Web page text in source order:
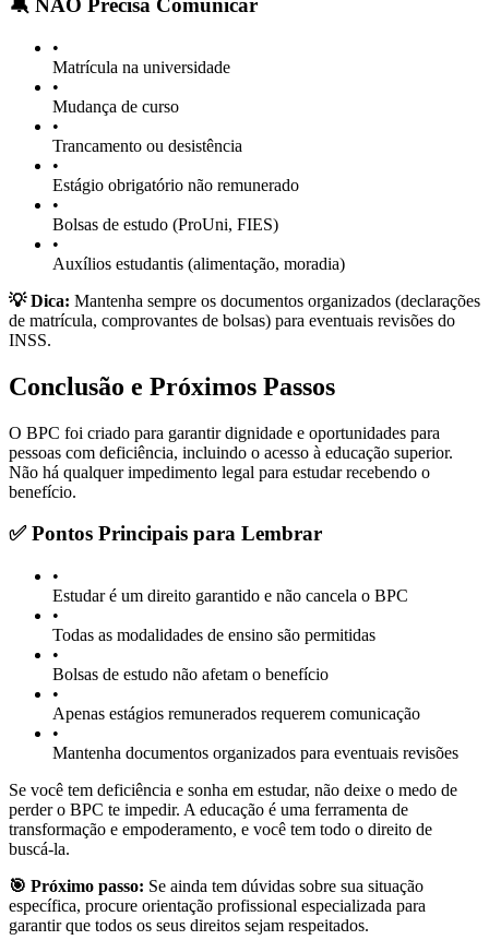
🔕 NÃO Precisa Comunicar
•
Matrícula na universidade
•
Mudança de curso
•
Trancamento ou desistência
•
Estágio obrigatório não remunerado
•
Bolsas de estudo (ProUni, FIES)
•
Auxílios estudantis (alimentação, moradia)
💡 Dica: Mantenha sempre os documentos organizados (declarações
de matrícula, comprovantes de bolsas) para eventuais revisões do
INSS.
Conclusão e Próximos Passos
O BPC foi criado para garantir dignidade e oportunidades para
pessoas com deficiência, incluindo o acesso à educação superior.
Não há qualquer impedimento legal para estudar recebendo o
benefício.
✅ Pontos Principais para Lembrar
•
Estudar é um direito garantido e não cancela o BPC
•
Todas as modalidades de ensino são permitidas
•
Bolsas de estudo não afetam o benefício
•
Apenas estágios remunerados requerem comunicação
•
Mantenha documentos organizados para eventuais revisões
Se você tem deficiência e sonha em estudar, não deixe o medo de
perder o BPC te impedir. A educação é uma ferramenta de
transformação e empoderamento, e você tem todo o direito de
buscá-la.
🎯 Próximo passo: Se ainda tem dúvidas sobre sua situação
específica, procure orientação profissional especializada para
garantir que todos os seus direitos sejam respeitados.